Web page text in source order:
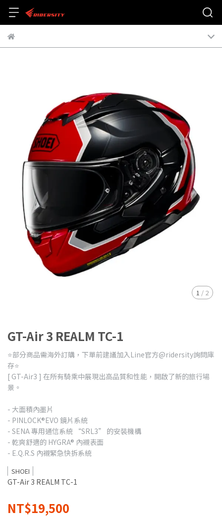
1 / 2
GT-Air 3 REALM TC-1
⭐️部分商品需海外訂購，下單前建議加入Line官方@ridersity詢問庫
存⭐️
[ GT-Air3 ] 在所有騎乘中展現出高品質和性能，開啟了新的旅行場
景。
- 大面積內墨片
- PINLOCK®EVO 鏡片系統
- SENA 專用通信系統 “SRL3” 的安裝機構
- 乾爽舒適的 HYGRA® 內襯表面
- E.Q.R.S 內襯緊急快拆系統
SHOEI
GT-Air 3 REALM TC-1
NT$19,500